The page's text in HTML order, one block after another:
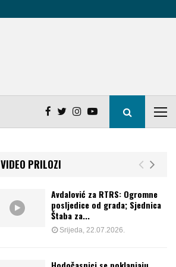
VIDEO PRILOZI
Avdalović za RTRS: Ogromne
posljedice od grada; Sjednica
Štaba za...
Srijeda, 22.07.2026.